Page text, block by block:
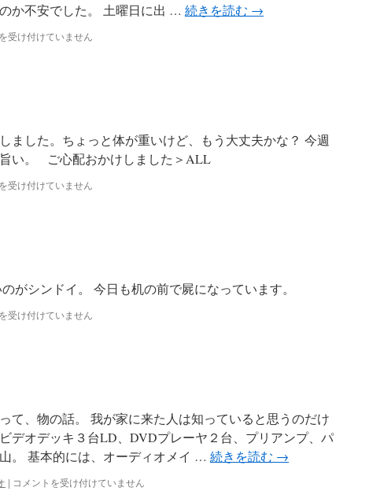
か不安でした。 土曜日に出 … 続きを読む →
受け付けていません
ました。ちょっと体が重いけど、もう大丈夫かな？ 今週
い。 ご心配おかけしました＞ALL
受け付けていません
がシンドイ。 今日も机の前で屍になっています。
受け付けていません
て、物の話。 我が家に来た人は知っていると思うのだけ
デオデッキ３台LD、DVDプレーヤ２台、プリアンプ、パ
。 基本的には、オーディオメイ … 続きを読む →
| 行
コメントを受け付けていません